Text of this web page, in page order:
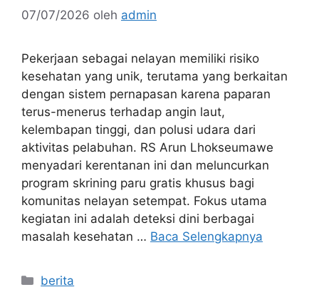
07/07/2026 oleh admin
Pekerjaan sebagai nelayan memiliki risiko
kesehatan yang unik, terutama yang berkaitan
dengan sistem pernapasan karena paparan
terus-menerus terhadap angin laut,
kelembapan tinggi, dan polusi udara dari
aktivitas pelabuhan. RS Arun Lhokseumawe
menyadari kerentanan ini dan meluncurkan
program skrining paru gratis khusus bagi
komunitas nelayan setempat. Fokus utama
kegiatan ini adalah deteksi dini berbagai
masalah kesehatan … Baca Selengkapnya
Kategori
berita